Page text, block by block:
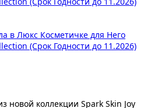
в Люкс Косметичке для Него
(Срок Годности до 11.2026)
коллекции Spark Skin Joy